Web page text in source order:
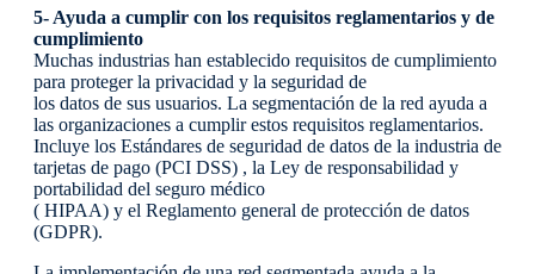
5- Ayuda a cumplir con los requisitos reglamentarios y de
cumplimiento
Muchas industrias han establecido requisitos de cumplimiento
para proteger la privacidad y la seguridad de
los datos de sus usuarios. La segmentación de la red ayuda a
las organizaciones a cumplir estos requisitos reglamentarios.
Incluye los Estándares de seguridad de datos de la industria de
tarjetas de pago (PCI DSS) , la Ley de responsabilidad y
portabilidad del seguro médico
( HIPAA) y el Reglamento general de protección de datos
(GDPR).